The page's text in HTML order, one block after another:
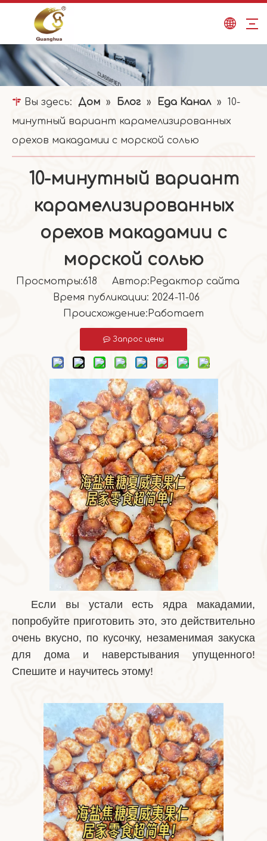
Вы здесь: Дом » Блог » Еда Канал »
10-
минутный вариант карамелизированных
орехов макадамии с морской солью
10-минутный вариант
карамелизированных
орехов макадамии с
морской солью
Просмотры:618 Автор:Pедактор сайта
Время публикации: 2024-11-06
Происхождение:Работает
Запрос цены
Если вы устали есть ядра макадамии,
попробуйте приготовить это, это действительно
очень вкусно, по кусочку, незаменимая закуска
для дома и наверстывания упущенного!
Спешите и научитесь этому!